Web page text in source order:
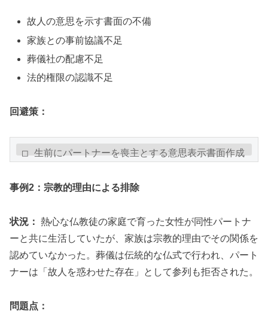
故人の意思を示す書面の不備
家族との事前協議不足
葬儀社の配慮不足
法的権限の認識不足
回避策：
□ 生前にパートナーを喪主とする意思表示書面作成
□ LGBTQ対応実績のある葬儀社との事前相談
事例2：宗教的理由による排除
状況： 熱心な仏教徒の家庭で育った女性が同性パートナ
ーと共に生活していたが、家族は宗教的理由でその関係を
認めていなかった。葬儀は伝統的な仏式で行われ、パート
ナーは「故人を惑わせた存在」として参列も拒否された。
問題点：